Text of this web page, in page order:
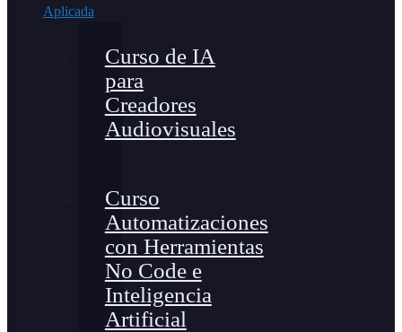
Aplicada
Curso de IA
para
Creadores
Audiovisuales
Curso
Automatizaciones
con Herramientas
No Code e
Inteligencia
Artificial